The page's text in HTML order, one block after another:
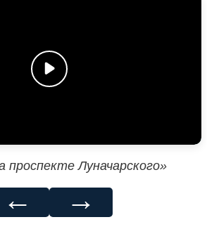
проспекте Луначарского»
← →